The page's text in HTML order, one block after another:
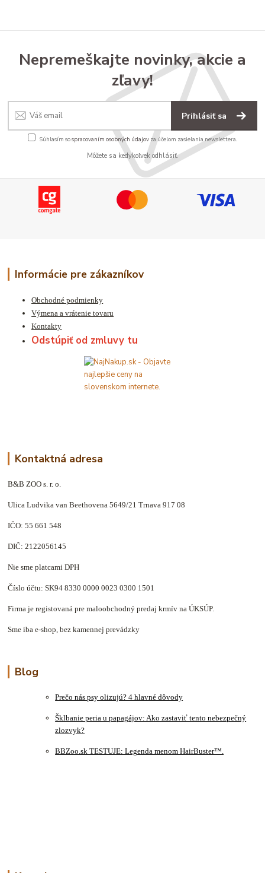
Nepremeškajte novinky, akcie a
zľavy!
Prihlásiť sa
Súhlasím sospracovaním osobných údajov za účelom zasielania newslettera.
Môžete sa kedykoľvek odhlásiť.
Informácie pre zákazníkov
Obchodné podmienky
Výmena a vrátenie tovaru
Kontakty
Odstúpiť od zmluvy tu
Kontaktná adresa
B&B ZOO s. r. o.
Ulica Ludvika van Beethovena 5649/21 Trnava 917 08
IČO: 55 661 548
DIČ: 2122056145
Nie sme platcami DPH
Číslo účtu: SK94 8330 0000 0023 0300 1501
Firma je registovaná pre maloobchodný predaj krmív na ÚKSÚP.
Sme iba e-shop, bez kamennej prevádzky
Blog
Prečo nás psy olizujú? 4 hlavné dôvody
Šklbanie peria u papagájov: Ako zastaviť tento nebezpečný
zlozvyk?
BBZoo.sk TESTUJE: Legenda menom HairBuster™.